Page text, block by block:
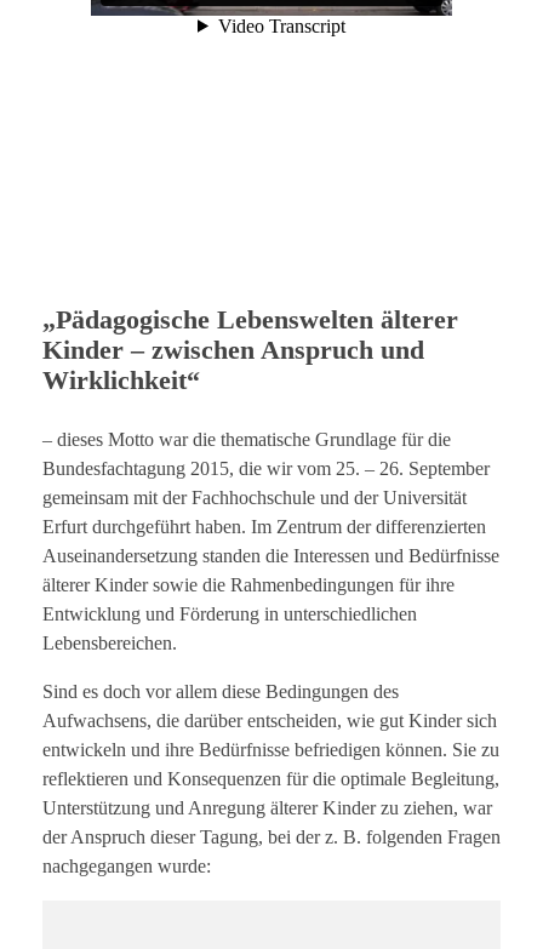
„Pädagogische Lebenswelten älterer
Kinder – zwischen Anspruch und
Wirklichkeit“
– dieses Motto war die thematische Grundlage für die
Bundesfachtagung 2015, die wir vom 25. – 26. September
gemeinsam mit der Fachhochschule und der Universität
Erfurt durchgeführt haben. Im Zentrum der differenzierten
Auseinandersetzung standen die Interessen und Bedürfnisse
älterer Kinder sowie die Rahmenbedingungen für ihre
Entwicklung und Förderung in unterschiedlichen
Lebensbereichen.
Sind es doch vor allem diese Bedingungen des
Aufwachsens, die darüber entscheiden, wie gut Kinder sich
entwickeln und ihre Bedürfnisse befriedigen können. Sie zu
reflektieren und Konsequenzen für die optimale Begleitung,
Unterstützung und Anregung älterer Kinder zu ziehen, war
der Anspruch dieser Tagung, bei der z. B. folgenden Fragen
nachgegangen wurde: